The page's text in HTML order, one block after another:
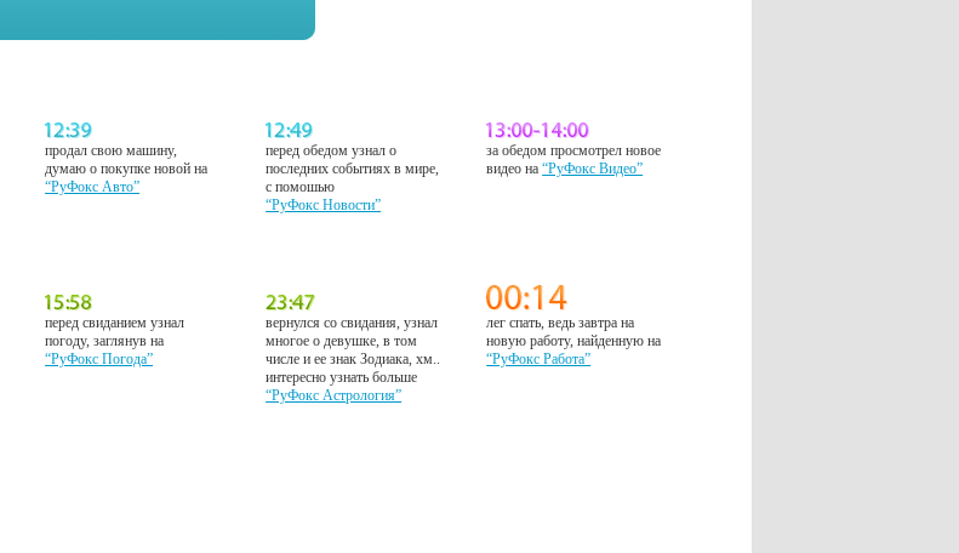
продал свою машину,
думаю о покупке новой на
“РуФокс Авто”
перед обедом узнал о
последних событиях в мире,
с помошью
“РуФокс Новости”
за обедом просмотрел новое
видео на“РуФокс Видео”
перед свиданием узнал
погоду, заглянув на
“РуФокс Погода”
вернулся со свидания, узнал
многое о девушке, в том
числе и ее знак Зодиака, хм..
интересно узнать больше
“РуФокс Астрология”
лег спать, ведь завтра на
новую работу, найденную на
“РуФокс Работа”